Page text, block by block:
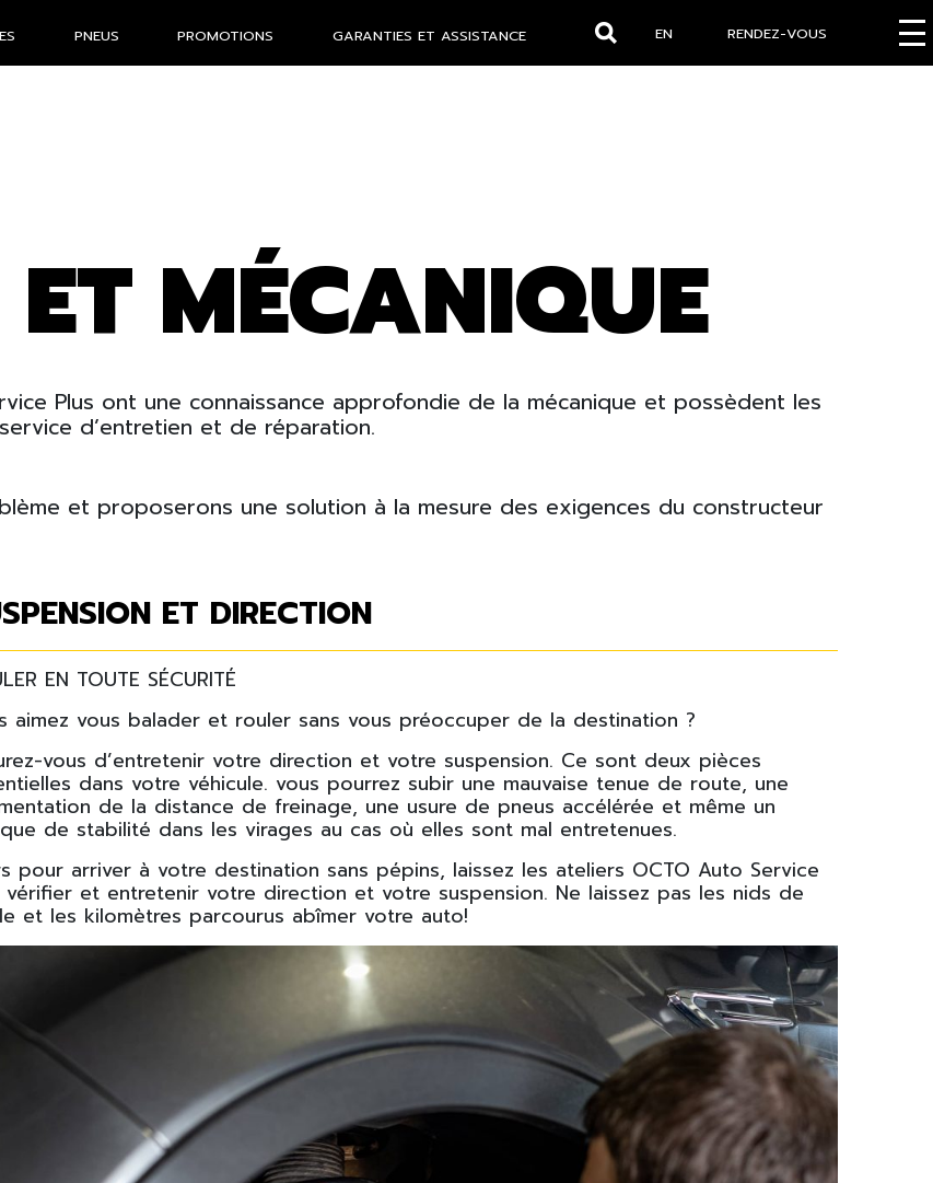
PNEUS PROMOTIONS GARANTIES ET ASSISTANCE RENDEZ-VOUS
EN
Rechercher
ET MÉCANIQUE
Plus ont une connaissance approfondie de la mécanique et possèdent les
d’entretien et de réparation.
et proposerons une solution à la mesure des exigences du constructeur
ET DIRECTION
EN TOUTE SÉCURITÉ
aimez vous balader et rouler sans vous préoccuper de la destination ?
vous d’entretenir votre direction et votre suspension. Ce sont deux pièces
dans votre véhicule. vous pourrez subir une mauvaise tenue de route, une
de la distance de freinage, une usure de pneus accélérée et même un
de stabilité dans les virages au cas où elles sont mal entretenues.
pour arriver à votre destination sans pépins, laissez les ateliers OCTO Auto Service
vérifier et entretenir votre direction et votre suspension. Ne laissez pas les nids de
et les kilomètres parcourus abîmer votre auto!